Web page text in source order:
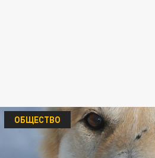
ОБЩЕСТВО